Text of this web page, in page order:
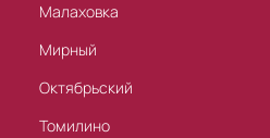
Малаховка
Мирный
Октябрьский
Томилино